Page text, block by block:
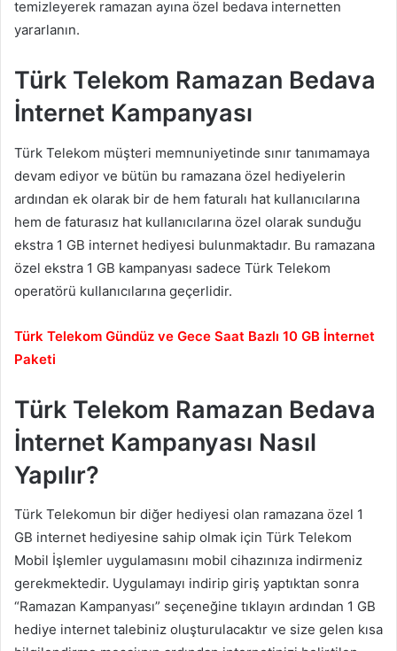
temizleyerek ramazan ayına özel bedava internetten
yararlanın.
Türk Telekom Ramazan Bedava
İnternet Kampanyası
Türk Telekom müşteri memnuniyetinde sınır tanımamaya
devam ediyor ve bütün bu ramazana özel hediyelerin
ardından ek olarak bir de hem faturalı hat kullanıcılarına
hem de faturasız hat kullanıcılarına özel olarak sunduğu
ekstra 1 GB internet hediyesi bulunmaktadır. Bu ramazana
özel ekstra 1 GB kampanyası sadece Türk Telekom
operatörü kullanıcılarına geçerlidir.
Türk Telekom Gündüz ve Gece Saat Bazlı 10 GB İnternet
Paketi
Türk Telekom Ramazan Bedava
İnternet Kampanyası Nasıl
Yapılır?
Türk Telekomun bir diğer hediyesi olan ramazana özel 1
GB internet hediyesine sahip olmak için Türk Telekom
Mobil İşlemler uygulamasını mobil cihazınıza indirmeniz
gerekmektedir. Uygulamayı indirip giriş yaptıktan sonra
“Ramazan Kampanyası” seçeneğine tıklayın ardından 1 GB
hediye internet talebiniz oluşturulacaktır ve size gelen kısa